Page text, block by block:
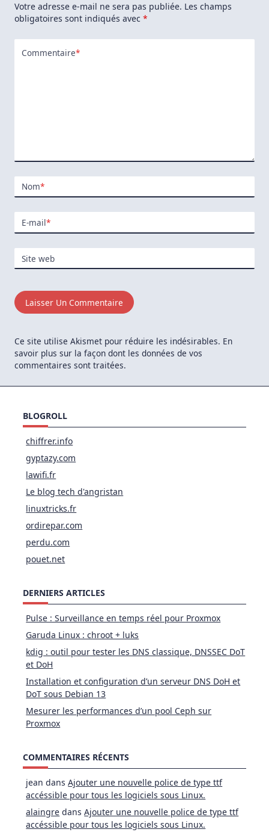
GNU/Linux
Votre adresse e-mail ne sera pas publiée. Les champs
obligatoires sont indiqués avec *
Commentaire*
Nom*
E-mail*
Site web
Ce site utilise Akismet pour réduire les indésirables. En
savoir plus sur la façon dont les données de vos
commentaires sont traitées.
BLOGROLL
chiffrer.info
gyptazy.com
lawifi.fr
Le blog tech d'angristan
linuxtricks.fr
ordirepar.com
perdu.com
pouet.net
DERNIERS ARTICLES
Pulse : Surveillance en temps réel pour Proxmox
Garuda Linux : chroot + luks
kdig : outil pour tester les DNS classique, DNSSEC DoT
et DoH
Installation et configuration d’un serveur DNS DoH et
DoT sous Debian 13
Mesurer les performances d’un pool Ceph sur
Proxmox
COMMENTAIRES RÉCENTS
jean dansAjouter une nouvelle police de type ttf
accéssible pour tous les logiciels sous Linux.
alaingre dansAjouter une nouvelle police de type ttf
accéssible pour tous les logiciels sous Linux.